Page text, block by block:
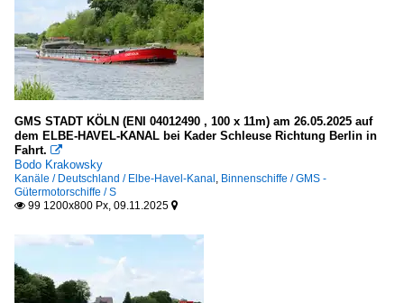
GMS STADT KÖLN (ENI 04012490 , 100 x 11m) am 26.05.2025 auf
dem ELBE-HAVEL-KANAL bei Kader Schleuse Richtung Berlin in
Fahrt. 
Bodo Krakowsky
Kanäle / Deutschland / Elbe-Havel-Kanal Binnenschiffe / GMS -
Gütermotorschiffe / S
 99 1200x800 Px, 09.11.2025 